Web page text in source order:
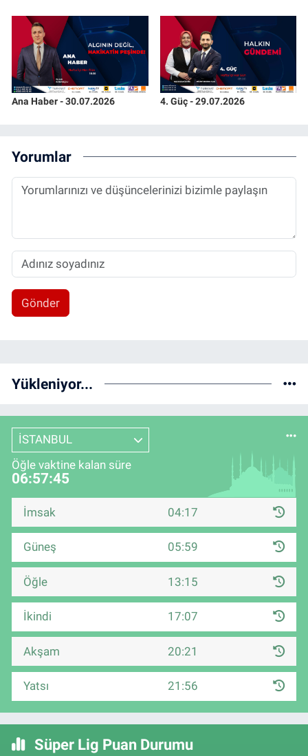
Ana Haber - 30.07.2026 4. Güç - 29.07.2026
Yorumlar
Gönder
Yükleniyor...
İSTANBUL
Öğle vaktine kalan süre
06:57:44
İmsak 04:17
Güneş 05:59
Öğle 13:15
İkindi 17:07
Akşam 20:21
Yatsı 21:56
Süper Lig Puan Durumu